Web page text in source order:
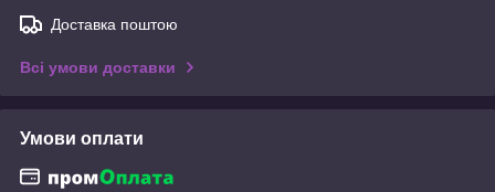
Доставка поштою
Всі умови доставки
Умови оплати